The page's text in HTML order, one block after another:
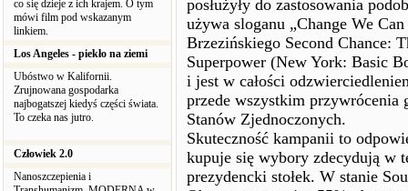
co się dzieje z ich krajem. O tym
mówi film pod wskazanym
linkiem.
Los Angeles - piekło na ziemi
Ubóstwo w Kalifornii.
Zrujnowana gospodarka
najbogatszej kiedyś części świata.
To czeka nas jutro.
Człowiek 2.0
Nanoszczepienia i
posłużyły do zastosowania
używa sloganu „Change We
Brzezińskiego Second Chance:
Superpower (New York: Basic
i jest w całości
przede wszystkim przywrócenia
Stanów Zjednoczonych.
Skuteczność kampanii to
kupuje się wybory zdecydują w
prezydencki stołek. W stanie